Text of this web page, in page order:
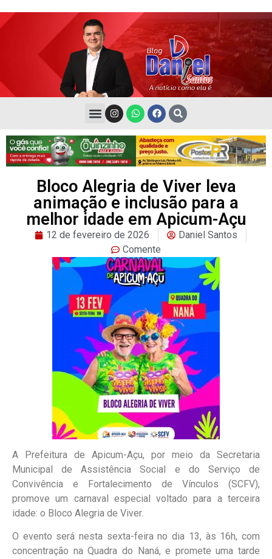
Bloco Alegria de Viver leva
animação e inclusão para a
melhor idade em Apicum-Açu
12 de fevereiro de 2026
Daniel Santos
Comente
A Prefeitura de Apicum-Açu, por meio da Secretaria
Municipal de Assistência Social e do Serviço de
Convivência e Fortalecimento de Vínculos (SCFV),
promove um carnaval especial voltado para a terceira
idade: o Bloco Alegria de Viver.
O evento será nesta sexta-feira no dia 13, às 16h, com
concentração na Quadra do Naná, e promete uma tarde